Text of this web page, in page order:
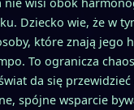
Dziecko wie, że w
które znają jego
To ogranicza
da się
spójne wsparcie